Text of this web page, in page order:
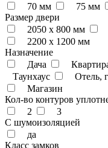
70 мм
75 мм
Размер двери
2050 x 800 мм
2200 x 1200 мм
Назначение
Дача
Таунхаус
Отель,
Магазин
Кол-во контуров
2
3
С шумоизоляцией
да
Класс замков